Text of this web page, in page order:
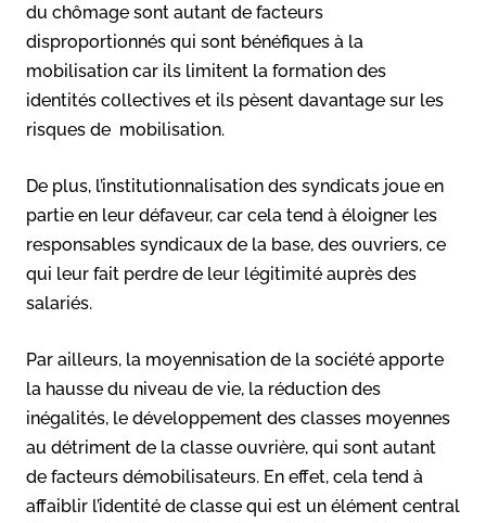
du chômage sont autant de facteurs
disproportionnés qui sont bénéfiques à la
mobilisation car ils limitent la formation des
identités collectives et ils pèsent davantage sur les
risques de mobilisation.
De plus, l’institutionnalisation des syndicats joue en
partie en leur défaveur, car cela tend à éloigner les
responsables syndicaux de la base, des ouvriers, ce
qui leur fait perdre de leur légitimité auprès des
salariés.
Par ailleurs, la moyennisation de la société apporte
la hausse du niveau de vie, la réduction des
inégalités, le développement des classes moyennes
au détriment de la classe ouvrière, qui sont autant
de facteurs démobilisateurs. En effet, cela tend à
affaiblir l’identité de classe qui est un élément central